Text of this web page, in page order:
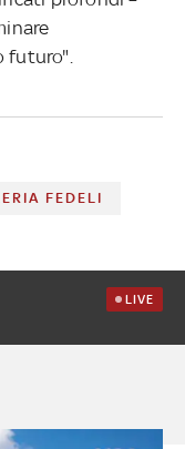
futuro".
FEDELI
LIVE